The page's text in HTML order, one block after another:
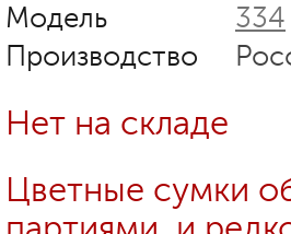
Модель
334
Производство
Нет на складе
Цветные сумки